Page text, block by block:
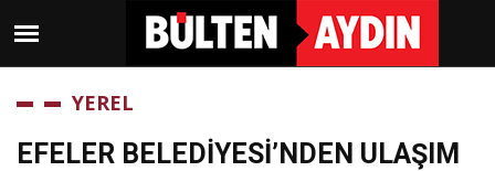
YEREL
EFELER BELEDİYESİ’NDEN ULAŞIM